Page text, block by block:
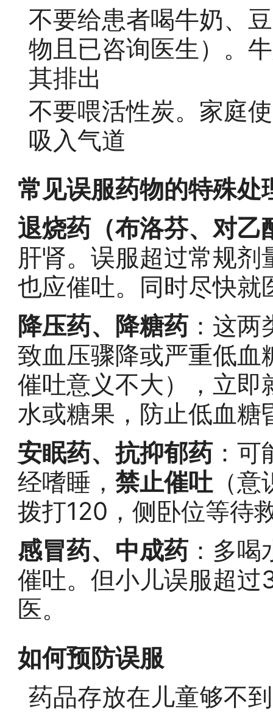
不要给患者喝牛奶、
物且已咨询医生）。
其排出
不要喂活性炭。家庭
吸入气道
常见误服药物的特殊处
退烧药（布洛芬、对乙
肝肾。误服超过常规
也应催吐。同时尽快就
降压药、降糖药 ：这
致血压骤降或严重低血
催吐意义不大），立
水或糖果，防止低血糖
安眠药、抗抑郁药 ：
经嗜睡，禁止催吐（意
拨打120，侧卧位等待
感冒药、中成药 ：多
催吐。但小儿误服超
医。
如何预防误服
药品存放在儿童够不